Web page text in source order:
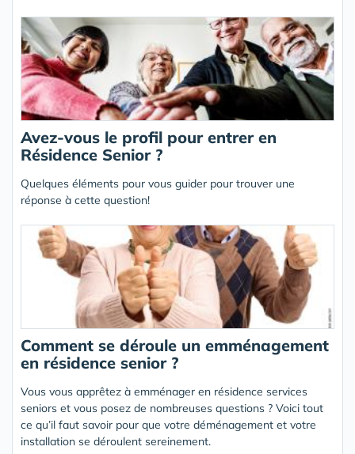
Avez-vous le profil pour entrer en
Résidence Senior ?
Quelques éléments pour vous guider pour trouver une
réponse à cette question!
Comment se déroule un emménagement
en résidence senior ?
Vous vous apprêtez à emménager en résidence services
seniors et vous posez de nombreuses questions ? Voici tout
ce qu’il faut savoir pour que votre déménagement et votre
installation se déroulent sereinement.